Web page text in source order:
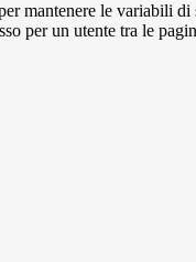
mantenere le variabili
per un utente tra le